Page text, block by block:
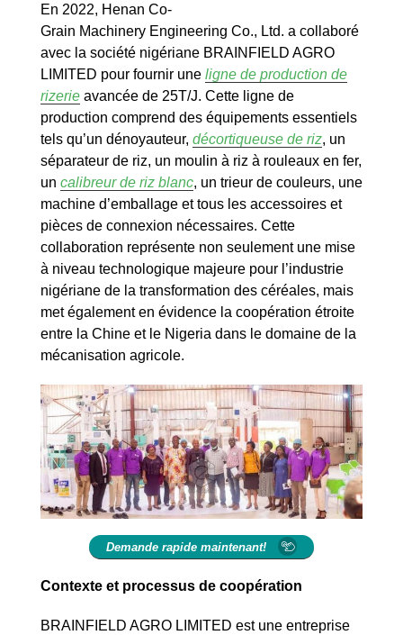
En 2022, Henan Co-
Grain Machinery Engineering Co., Ltd. a collaboré
avec la société nigériane BRAINFIELD AGRO
LIMITED pour fournir une ligne de production de
rizerieavancée de 25T/J. Cette ligne de
production comprend des équipements essentiels
tels qu’un dénoyauteur, décortiqueuse de riz, un
séparateur de riz, un moulin à riz à rouleaux en fer,
un calibreur de riz blanc, un trieur de couleurs, une
machine d’emballage et tous les accessoires et
pièces de connexion nécessaires. Cette
collaboration représente non seulement une mise
à niveau technologique majeure pour l’industrie
nigériane de la transformation des céréales, mais
met également en évidence la coopération étroite
entre la Chine et le Nigeria dans le domaine de la
mécanisation agricole.
Demande rapide maintenant!
Contexte et processus de coopération
BRAINFIELD AGRO LIMITED est une entreprise